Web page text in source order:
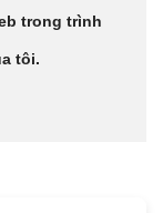
trong trình
tôi.